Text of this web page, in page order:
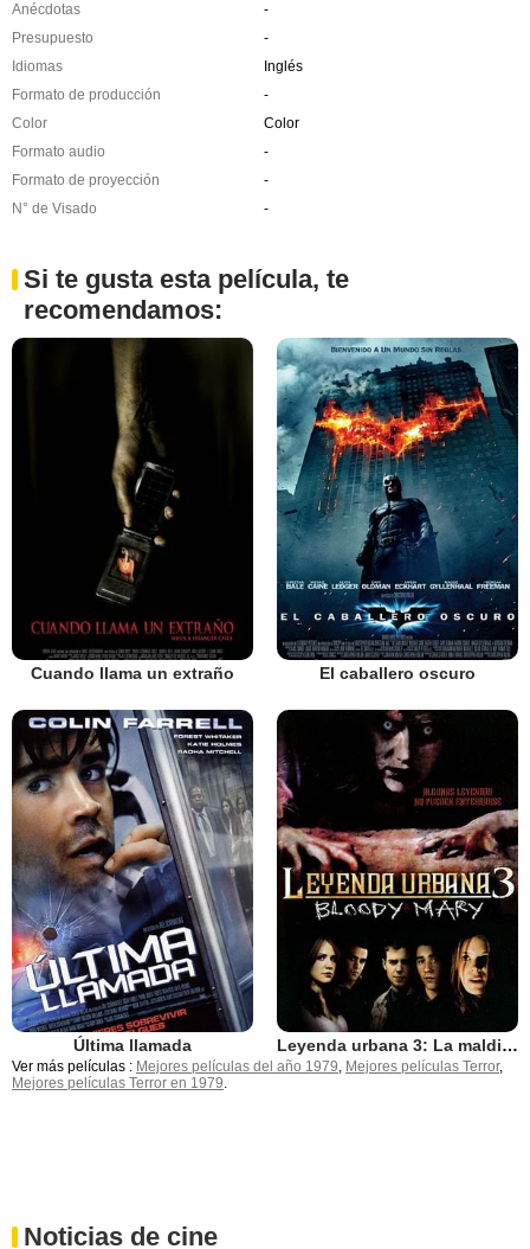
Anécdotas
-
Presupuesto
-
Idiomas
Inglés
Formato de producción
-
Color
Color
Formato audio
-
Formato de proyección
-
N° de Visado
-
Si te gusta esta película, te
recomendamos:
Cuando llama un extraño El caballero oscuro
Última llamada Leyenda urbana 3: La maldición de Mary
Ver más películas : Mejores películas del año 1979 Mejores películas Terror,
Mejores películas Terror en 1979
Noticias de cine